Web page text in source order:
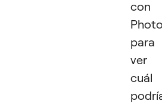
con
para
ver
cuál